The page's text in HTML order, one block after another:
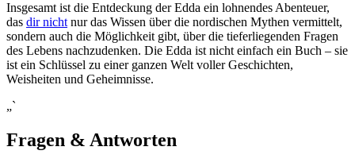
Insgesamt ist die Entdeckung der Edda ein lohnendes Abenteuer,
das dir nicht nur das Wissen über die nordischen Mythen vermittelt,
sondern auch die Möglichkeit gibt, über die tieferliegenden Fragen
des Lebens nachzudenken. Die Edda ist nicht einfach ein Buch – sie
ist ein Schlüssel zu einer ganzen Welt voller Geschichten,
Weisheiten und Geheimnisse.
„`
Fragen & Antworten